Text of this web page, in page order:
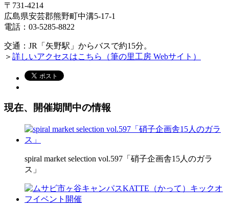
〒731-4214
広島県安芸郡熊野町中溝5-17-1
電話：03-5285-8822
交通：JR「矢野駅」からバスで約15分。
＞ 詳しいアクセスはこちら（筆の里工房 Webサイト）
現在、開催期間中の情報
spiral market selection vol.597「硝子企画舎15人のガラ
ス」